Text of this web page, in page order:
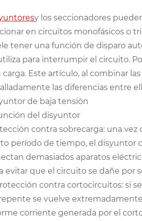
y los seccionadores
en circuitos monofásicos o
tener una función de disparo
para interrumpir el circuito.
carga. Este artículo, al combinar
las diferencias entre
de baja tensión
del disyuntor
contra sobrecarga: una
período de tiempo, el disyuntor
demasiados aparatos
evitar que el circuito se dañe por
contra cortocircuitos: si
se vuelve
corriente generada por el